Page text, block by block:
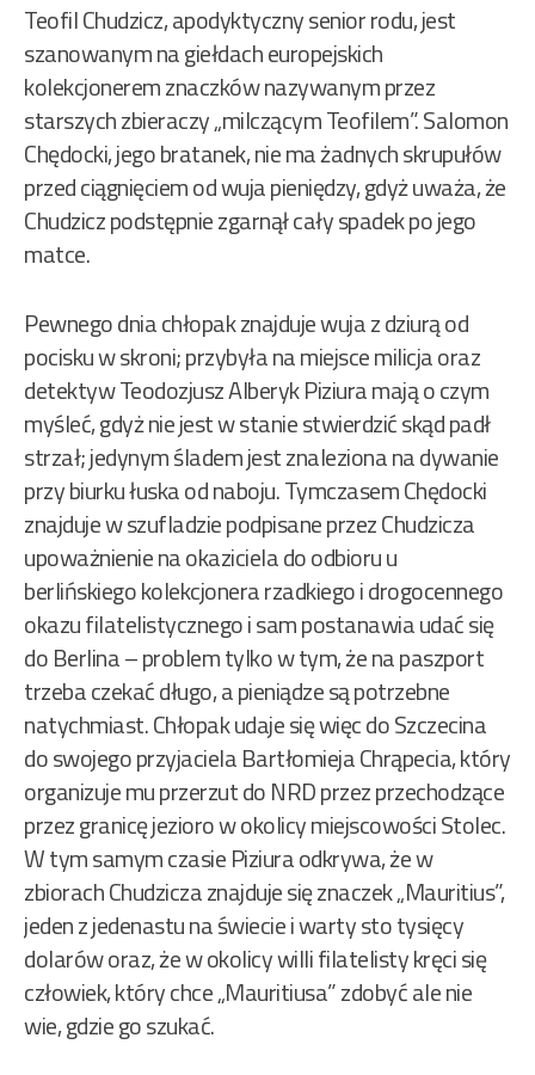
Teofil Chudzicz, apodyktyczny senior rodu, jest
szanowanym na giełdach europejskich
kolekcjonerem znaczków nazywanym przez
starszych zbieraczy „milczącym Teofilem”. Salomon
Chędocki, jego bratanek, nie ma żadnych skrupułów
przed ciągnięciem od wuja pieniędzy, gdyż uważa, że
Chudzicz podstępnie zgarnął cały spadek po jego
matce.
Pewnego dnia chłopak znajduje wuja z dziurą od
pocisku w skroni; przybyła na miejsce milicja oraz
detektyw Teodozjusz Alberyk Piziura mają o czym
myśleć, gdyż nie jest w stanie stwierdzić skąd padł
strzał; jedynym śladem jest znaleziona na dywanie
przy biurku łuska od naboju. Tymczasem Chędocki
znajduje w szufladzie podpisane przez Chudzicza
upoważnienie na okaziciela do odbioru u
berlińskiego kolekcjonera rzadkiego i drogocennego
okazu filatelistycznego i sam postanawia udać się
do Berlina – problem tylko w tym, że na paszport
trzeba czekać długo, a pieniądze są potrzebne
natychmiast. Chłopak udaje się więc do Szczecina
do swojego przyjaciela Bartłomieja Chrąpecia, który
organizuje mu przerzut do NRD przez przechodzące
przez granicę jezioro w okolicy miejscowości Stolec.
W tym samym czasie Piziura odkrywa, że w
zbiorach Chudzicza znajduje się znaczek „Mauritius”,
jeden z jedenastu na świecie i warty sto tysięcy
dolarów oraz, że w okolicy willi filatelisty kręci się
człowiek, który chce „Mauritiusa” zdobyć ale nie
wie, gdzie go szukać.